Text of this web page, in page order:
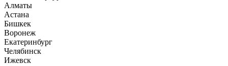
Алматы
Астана
Бишкек
Воронеж
Екатеринбург
Челябинск
Ижевск